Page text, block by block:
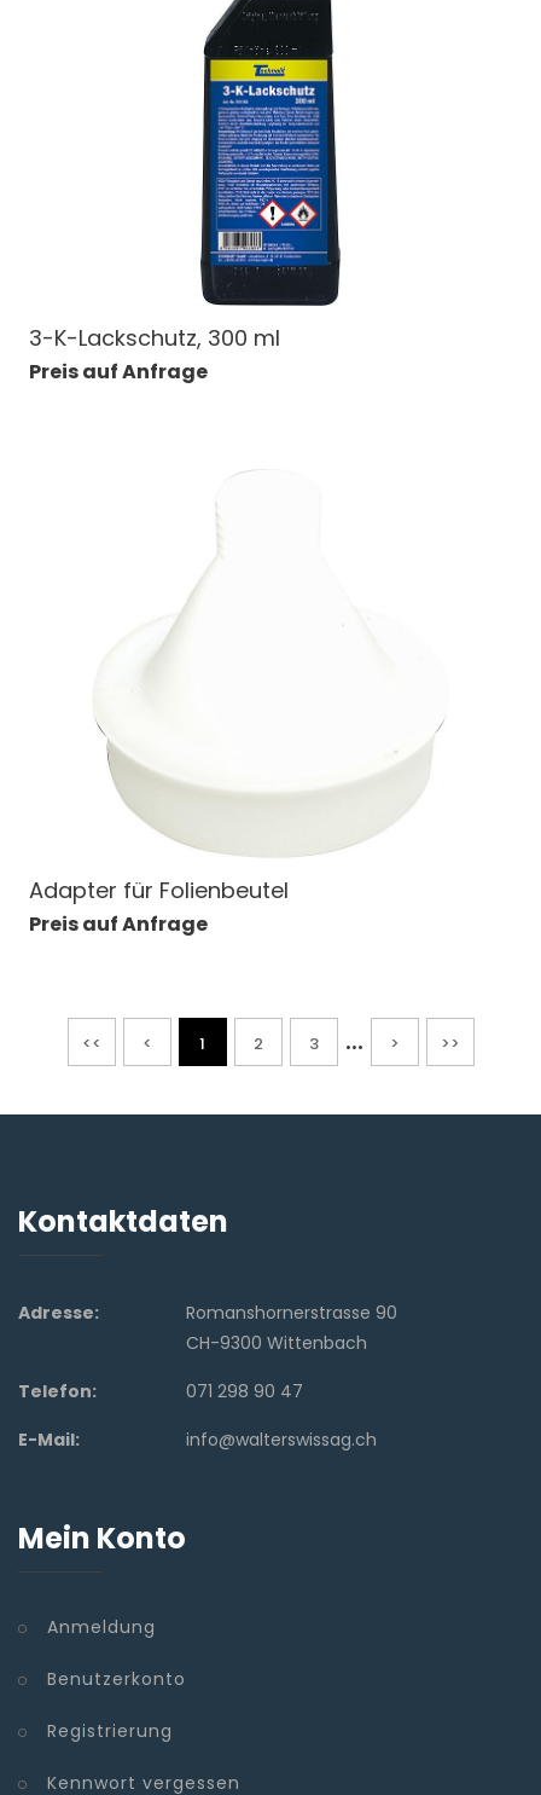
3-K-Lackschutz, 300 ml
Preis auf Anfrage
Adapter für Folienbeutel
Preis auf Anfrage
<< < 1 2 3 ... > >>
Kontaktdaten
Adresse:
Romanshornerstrasse 90
CH-9300 Wittenbach
Telefon:
071 298 90 47
E-Mail:
info@walterswissag.ch
Mein Konto
Anmeldung
Benutzerkonto
Registrierung
Kennwort vergessen